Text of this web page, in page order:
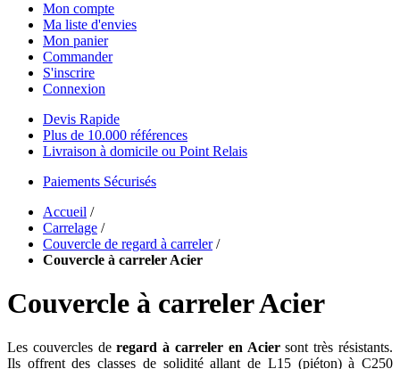
Mon compte
Ma liste d'envies
Mon panier
Commander
S'inscrire
Connexion
Devis Rapide
Plus de 10.000 références
Livraison à domicile ou Point Relais
Paiements Sécurisés
Accueil /
Carrelage /
Couvercle de regard à carreler /
Couvercle à carreler Acier
Couvercle à carreler Acier
Les couvercles deregard à carreler en Aciersont très résistants.
Ils offrent des classes de solidité allant de L15 (piéton) à C250